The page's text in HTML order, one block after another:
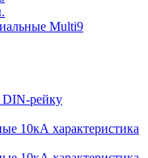
Multi9
DIN-рейку
10кА характеристика